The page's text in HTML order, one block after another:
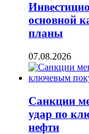
основной
планы
07.08.2026
Санкции
удар по
нефти